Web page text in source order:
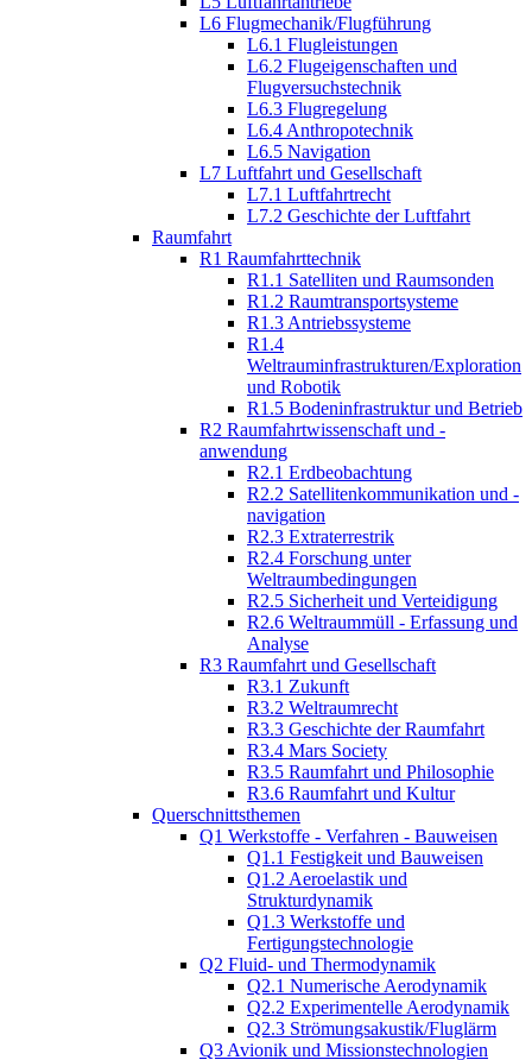
L6 Flugmechanik/Flugführung
L6.1 Flugleistungen
L6.2 Flugeigenschaften und
Flugversuchstechnik
L6.3 Flugregelung
L6.4 Anthropotechnik
L6.5 Navigation
L7 Luftfahrt und Gesellschaft
L7.1 Luftfahrtrecht
L7.2 Geschichte der Luftfahrt
Raumfahrt
R1 Raumfahrttechnik
R1.1 Satelliten und Raumsonden
R1.2 Raumtransportsysteme
R1.3 Antriebssysteme
R1.4
Weltrauminfrastrukturen/Exploration
und Robotik
R1.5 Bodeninfrastruktur und Betrieb
R2 Raumfahrtwissenschaft und -
anwendung
R2.1 Erdbeobachtung
R2.2 Satellitenkommunikation und -
navigation
R2.3 Extraterrestrik
R2.4 Forschung unter
Weltraumbedingungen
R2.5 Sicherheit und Verteidigung
R2.6 Weltraummüll - Erfassung und
Analyse
R3 Raumfahrt und Gesellschaft
R3.1 Zukunft
R3.2 Weltraumrecht
R3.3 Geschichte der Raumfahrt
R3.4 Mars Society
R3.5 Raumfahrt und Philosophie
R3.6 Raumfahrt und Kultur
Querschnittsthemen
Q1 Werkstoffe - Verfahren - Bauweisen
Q1.1 Festigkeit und Bauweisen
Q1.2 Aeroelastik und
Strukturdynamik
Q1.3 Werkstoffe und
Fertigungstechnologie
Q2 Fluid- und Thermodynamik
Q2.1 Numerische Aerodynamik
Q2.2 Experimentelle Aerodynamik
Q2.3 Strömungsakustik/Fluglärm
Q3 Avionik und Missionstechnologien